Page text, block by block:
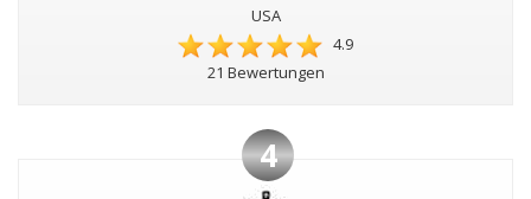
USA
4.9
21 Bewertungen
4